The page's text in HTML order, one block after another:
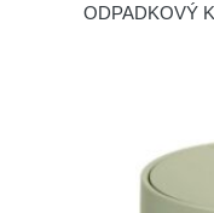
ODPADKOVÝ